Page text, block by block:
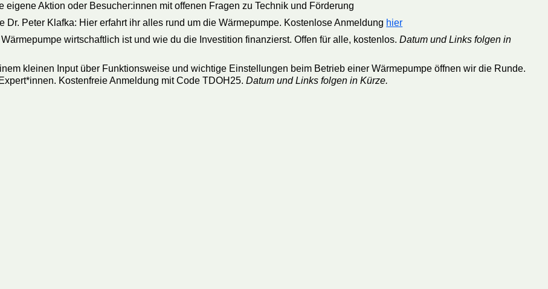
Aktion oder Besucher:innen mit offenen Fragen zu Technik und Förderung
Dr. Peter Klafka: Hier erfahrt ihr alles rund um die Wärmepumpe. Kostenlose Anmeldung hier
wirtschaftlich ist und wie du die Investition finanzierst. Offen für alle, kostenlos.Datum und Links folgen in
kleinen Input über Funktionsweise und wichtige Einstellungen beim Betrieb einer Wärmepumpe öffnen wir die Runde.
Kostenfreie Anmeldung mit Code TDOH25. Datum und Links folgen in Kürze.